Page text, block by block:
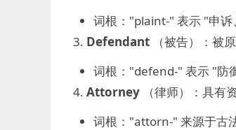
词根："plaint-" 表示 "申诉
Defendant（被告）：被原
词根："defend-" 表示 "防
Attorney（律师）：具有
词根："attorn-" 来源于古